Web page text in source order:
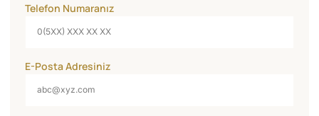
Telefon Numaranız
E-Posta Adresiniz